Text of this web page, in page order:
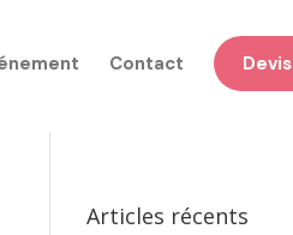
Contact Devis
Articles récents